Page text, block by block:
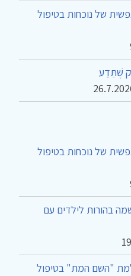
של נוכחות בטיפול
שֶׁתֵּדַע
של נוכחות בטיפול
בהורות לילדים עם
"השם המת" בטיפול